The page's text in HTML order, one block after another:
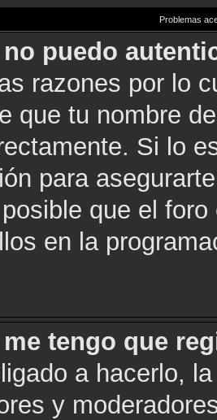
Problemas
puedo
razones por lo
que tu nombre
Si lo
para
que el
en la
tengo que
a hacerlo,
y